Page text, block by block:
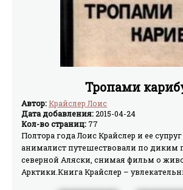
Тропами
Автор:Крайслер Лоис
Дата добавления:2015-04-24
Кол-во страниц: 77
Полтора года Лоис Крайслер и ее
анималист путешествовали по диким
северной Аляски, снимая фильм о
Арктики.Книга Крайслер –